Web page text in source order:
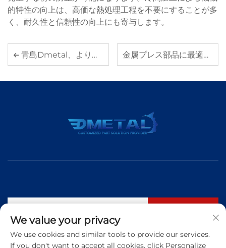
的特性の向上は、高価な熱処理工程を不要にすることが多
く、耐久性と信頼性の向上にも寄与します。
青島Dmetal、より高い精度と短納期を実現するためにCNC加工能力を拡大 金属プレス部品に最適な材料は何ですか
We value your privacy
We use cookies and similar tools to provide our services.
If you don't want to accept all cookies, click Personalize